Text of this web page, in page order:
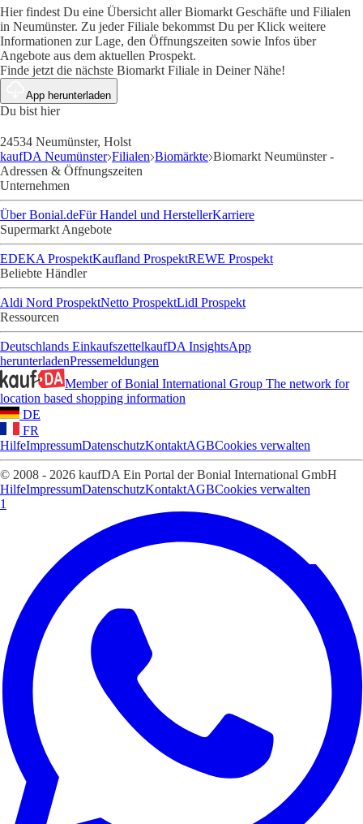
Hier findest Du eine Übersicht aller Biomarkt Geschäfte und Filialen
in Neumünster. Zu jeder Filiale bekommst Du per Klick weitere
Informationen zur Lage, den Öffnungszeiten sowie Infos über
Angebote aus dem aktuellen Prospekt.
Finde jetzt die nächste Biomarkt Filiale in Deiner Nähe!
App herunterladen
Du bist hier
24534 Neumünster, Holst
kaufDA Neumünster Filialen Biomärkte Biomarkt Neumünster -
Adressen & Öffnungszeiten
Unternehmen
Über Bonial.deFür Handel und HerstellerKarriere
Supermarkt Angebote
EDEKA ProspektKaufland ProspektREWE Prospekt
Beliebte Händler
Aldi Nord ProspektNetto ProspektLidl Prospekt
Ressourcen
Deutschlands EinkaufszettelkaufDA InsightsApp
herunterladenPressemeldungen
Member of Bonial International Group The network for
location based shopping information
DE
FR
HilfeImpressumDatenschutzKontaktAGBCookies verwalten
© 2008 - 2026 kaufDA Ein Portal der Bonial International GmbH
HilfeImpressumDatenschutzKontaktAGBCookies verwalten
1